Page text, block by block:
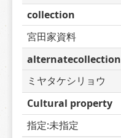
collection
宮田家資料
alternatecollection
ミヤタケシリョウ
Cultural property
指定:未指定